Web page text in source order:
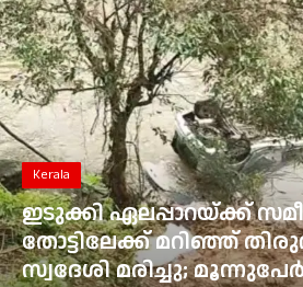
Sports
Food
Gulf News
Loksabha Election 2024
Technology
Health
Kerala
ഭൂമി തരംമാറ്റ അപേക്ഷ:
ഉത്തരവുകൾ ആവർത്തിച്ച്
മൂവാറ്റുപുഴ ആർഡിഒയ്ക്ക്
പിഴ